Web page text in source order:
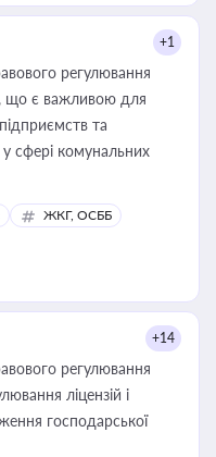
+1
регулювання
що є важливою для
та
сфері комунальних
ЖКГ, ОСББ
+14
регулювання
ліцензій і
господарської